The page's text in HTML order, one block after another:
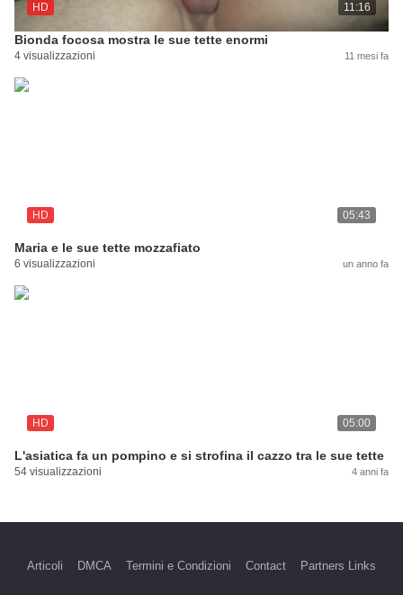
HD 11:16
Bionda focosa mostra le sue tette enormi
4 visualizzazioni 11 mesi fa
HD 05:43
Maria e le sue tette mozzafiato
6 visualizzazioni un anno fa
HD 05:00
L'asiatica fa un pompino e si strofina il cazzo tra le sue tette
54 visualizzazioni 4 anni fa
Articoli DMCA Termini e Condizioni Contact Partners Links